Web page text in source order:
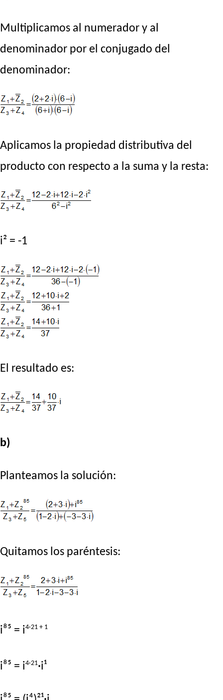
Multiplicamos al numerador y al
denominador por el conjugado del
denominador:
Aplicamos la propiedad distributiva del
producto con respecto a la suma y la resta:
i² = -1
El resultado es:
b)
Planteamos la solución:
Quitamos los paréntesis:
i⁸⁵ = i4·21 + 1
i⁸⁵ = i4·21·i¹